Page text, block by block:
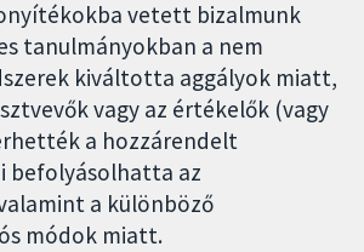
vetett bizalmunk
tanulmányokban a nem
kiváltotta aggályok miatt,
vagy az értékelők (vagy
a hozzárendelt
befolyásolhatta az
a különböző
módok miatt.